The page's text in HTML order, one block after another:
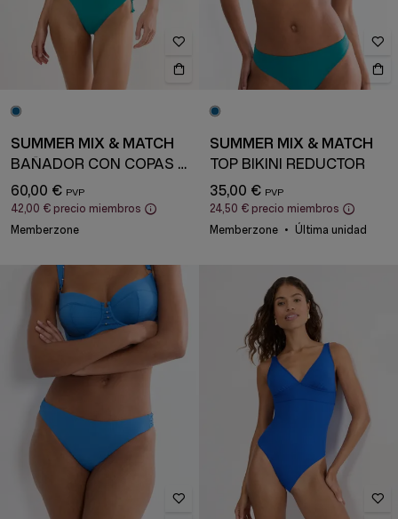
SUMMER MIX & MATCH
BAÑADOR CON COPAS ACOLCHADAS
60,00 €
42,00 € precio miembros
Memberzone
SUMMER MIX & MATCH
TOP BIKINI REDUCTOR
35,00 €
24,50 € precio miembros
Memberzone
Última unidad